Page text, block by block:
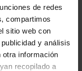
de redes
compartimos
sitio web con
y análisis
otra información
recopilado a